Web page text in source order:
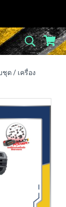
ชุด / เครื่อง